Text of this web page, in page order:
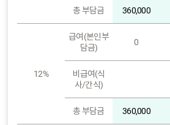
총 부담금 360,000
12%
급여(본인부
담금)
0
비급여(식
사/간식)
총 부담금 360,000